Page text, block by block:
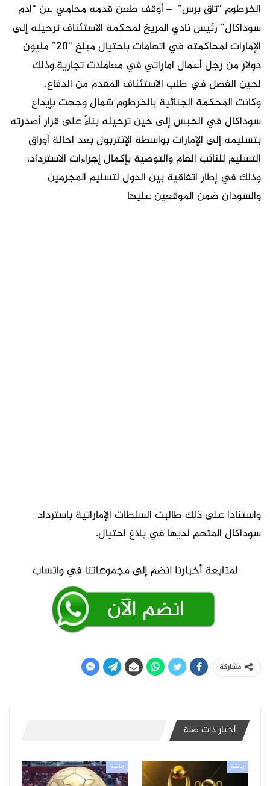
الخرطوم “تاق برس” – أوقف طعن قدمه محامي عن “ادم
سوداكال” رئيس نادي المريخ لمحكمة الاستئناف ترحيله إلى
الإمارات لمحاكمته في اتهامات باحتيال مبلغ “٢٠” مليون
دولار من رجل أعمال اماراتي في معاملات تجارية،وذلك
لحين الفصل في طلب الاستئناف المقدم من الدفاع.
وكانت المحكمة الجنائية بالخرطوم شمال وجهت بإيداع
سوداكال في الحبس إلى حين ترحيله بناءً على قرار أصدرته
بتسليمه إلى الإمارات بواسطة الإنتربول بعد احالة أوراق
التسليم للنائب العام والتوصية بإكمال إجراءات الاسترداد،
وذلك في إطار اتفاقية بين الدول لتسليم المجرمين
والسودان ضمن الموقعين عليها
واستنادا على ذلك طالبت السلطات الإماراتية باسترداد
سوداكال المتهم لديها في بلاغ احتيال.
مشاركة
أخبار ذات صلة
رياضة رياضة